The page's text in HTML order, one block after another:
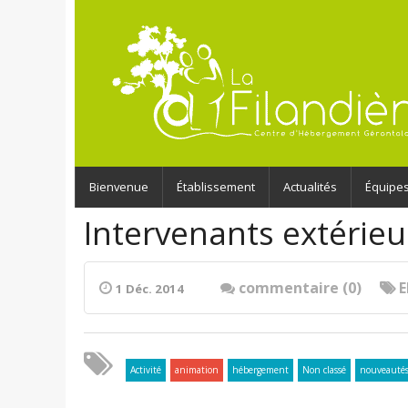
Bienvenue Établissement Actualités Équipes
Intervenants
1 Déc. 2014 commentaire (0)
Activité animation hébergement Non classé nouveautés